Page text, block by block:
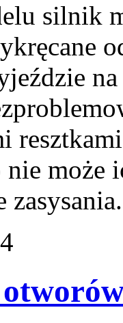
silnik
może